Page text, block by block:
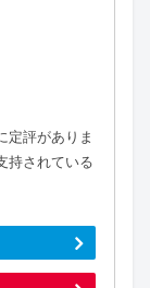
定評がありま
持されている